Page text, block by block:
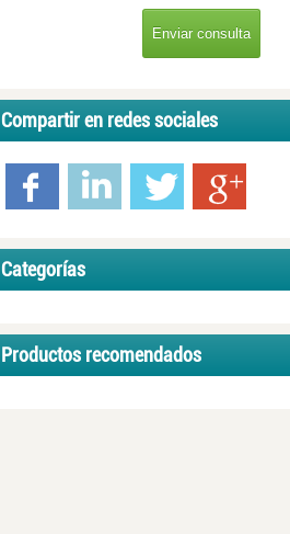
Compartir en redes sociales
Categorías
Productos recomendados